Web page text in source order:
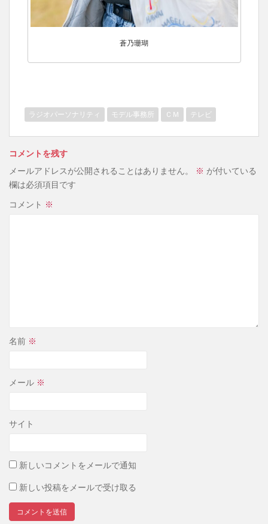
蒼乃珊瑚
ラジオパーソナリティ モデル事務所 ＣＭ テレビ
コメントを残す
メールアドレスが公開されることはありません。
※ が付いている
欄は必須項目です
コメント ※
名前 ※
メール ※
サイト
新しいコメントをメールで通知
新しい投稿をメールで受け取る